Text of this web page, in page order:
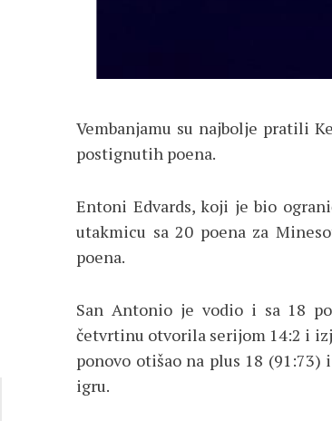
Vembanjamu su najbolje pratili
postignutih poena.
Entoni Edvards, koji je bio
utakmicu sa 20 poena za
poena.
San Antonio je vodio i sa 18
četvrtinu otvorila serijom 14:2 i
ponovo otišao na plus 18
igru.